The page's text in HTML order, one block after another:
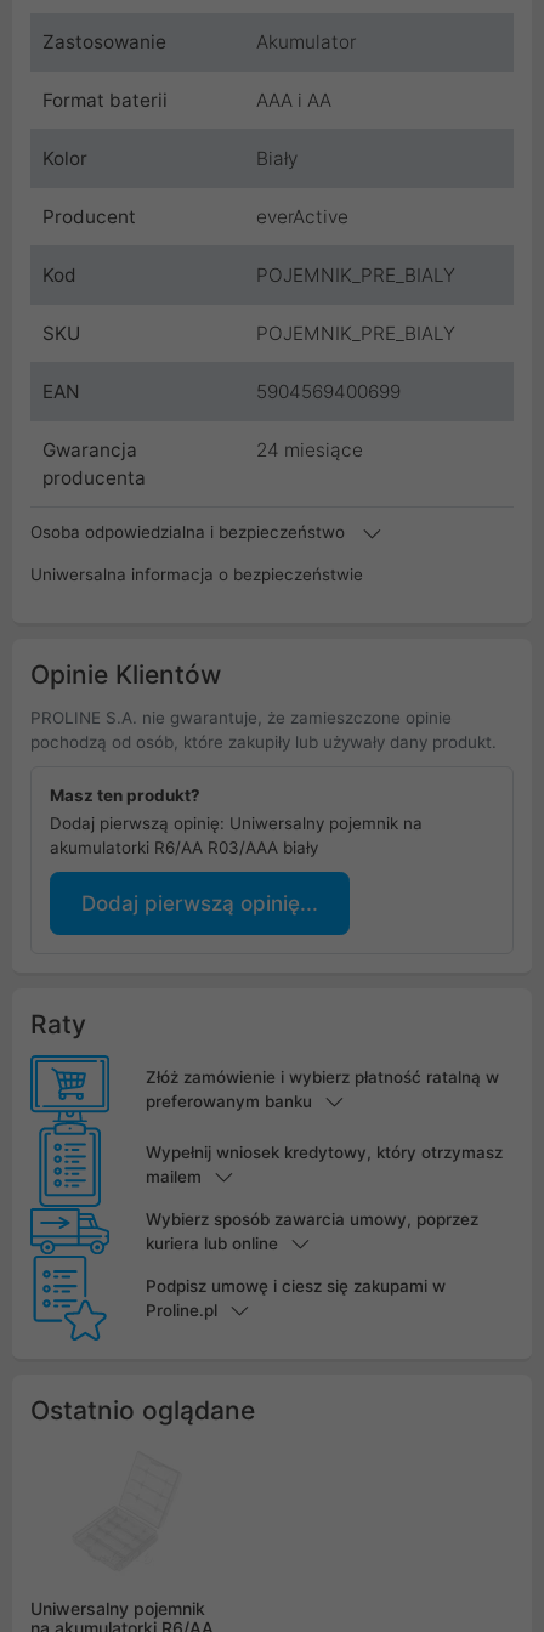
Zastosowanie Akumulator
Format baterii AAA i AA
Kolor Biały
Producent everActive
Kod POJEMNIK_PRE_BIALY
SKU POJEMNIK_PRE_BIALY
EAN 5904569400699
Gwarancja
producenta
24 miesiące
Osoba odpowiedzialna i bezpieczeństwo
Uniwersalna informacja o bezpieczeństwie
Opinie Klientów
PROLINE S.A. nie gwarantuje, że zamieszczone opinie
pochodzą od osób, które zakupiły lub używały dany produkt.
Masz ten produkt?
Dodaj pierwszą opinię: Uniwersalny pojemnik na
akumulatorki R6/AA R03/AAA biały
Dodaj pierwszą opinię...
Raty
Złóż zamówienie i wybierz płatność ratalną w
preferowanym banku
Wypełnij wniosek kredytowy, który otrzymasz
mailem
Wybierz sposób zawarcia umowy, poprzez
kuriera lub online
Podpisz umowę i ciesz się zakupami w
Proline.pl
Ostatnio oglądane
Uniwersalny pojemnik
na akumulatorki R6/AA